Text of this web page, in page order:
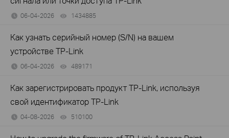
06-04-2026 1434885
Как узнать серийный номер (S/N) на вашем
устройстве TP-Link
06-04-2026 489171
Как зарегистрировать продукт TP-Link, используя
свой идентификатор TP-Link
04-08-2026 510100